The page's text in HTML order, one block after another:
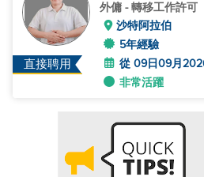
直接聘用
外傭 - 轉移工作許可
沙特阿拉伯
5年經驗
從 09日09月
非常活躍